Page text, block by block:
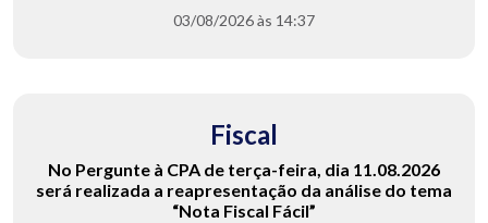
03/08/2026 às 14:37
Fiscal
No Pergunte à CPA de terça-feira, dia 11.08.2026
será realizada a reapresentação da análise do tema
“Nota Fiscal Fácil”